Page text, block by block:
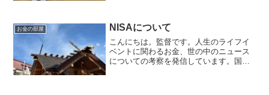
た。その内訳を見て...
お金の部屋 NISAについて
こんにちは。監督です。人生のライフイ
ベントに関わるお金、世の中のニュース
についての考察を発信しています。国家